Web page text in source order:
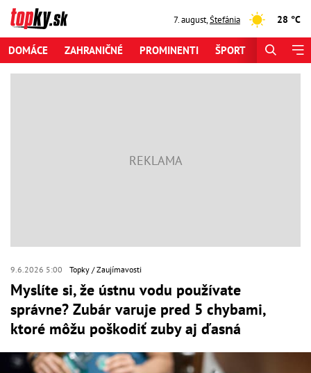
7. august,Štefánia 28 °C
DOMÁCE ZAHRANIČNÉ PROMINENTI ŠPORT
9.6.2026 5:00 Topky Zaujímavosti
Myslíte si, že ústnu vodu používate
správne? Zubár varuje pred 5 chybami,
ktoré môžu poškodiť zuby aj ďasná